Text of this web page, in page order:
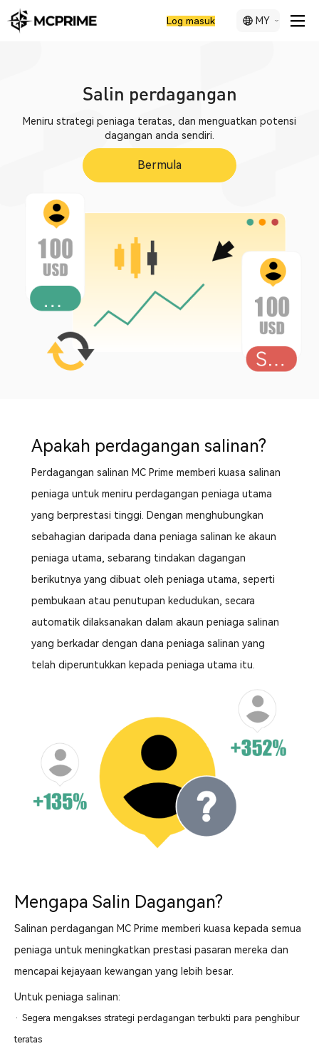
Log masuk MY
Salin perdagangan
Meniru strategi peniaga teratas, dan menguatkan potensi
dagangan anda sendiri.
Bermula
Apakah perdagangan salinan?
Perdagangan salinan MC Prime memberi kuasa salinan
peniaga untuk meniru perdagangan peniaga utama
yang berprestasi tinggi. Dengan menghubungkan
sebahagian daripada dana peniaga salinan ke akaun
peniaga utama, sebarang tindakan dagangan
berikutnya yang dibuat oleh peniaga utama, seperti
pembukaan atau penutupan kedudukan, secara
automatik dilaksanakan dalam akaun peniaga salinan
yang berkadar dengan dana peniaga salinan yang
telah diperuntukkan kepada peniaga utama itu.
Mengapa Salin Dagangan?
Salinan perdagangan MC Prime memberi kuasa kepada semua
peniaga untuk meningkatkan prestasi pasaran mereka dan
mencapai kejayaan kewangan yang lebih besar.
Untuk peniaga salinan:
· Segera mengakses strategi perdagangan terbukti para penghibur
teratas